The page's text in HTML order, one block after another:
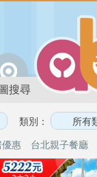
搜尋
類別：
優惠 台北親子餐廳